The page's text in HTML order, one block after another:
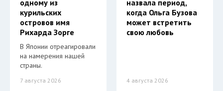
одному из
курильских
островов имя
Рихарда Зорге
В Японии отреагировали
на намерения нашей
страны.
7 августа 2026
назвала период,
когда Ольга Бузова
может встретить
свою любовь
4 августа 2026